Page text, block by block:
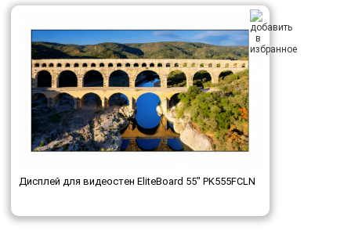
Дисплей для видеостен EliteBoard 55" PK555FCLN